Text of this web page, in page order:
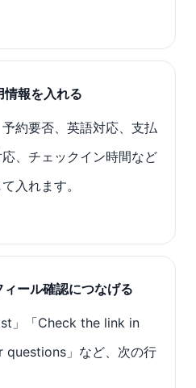
報を入れる
約要否、英語対応、支払
、チェックイン時間など
入れます。
ール確認につなげる
」「Check the link in
」など、次の行